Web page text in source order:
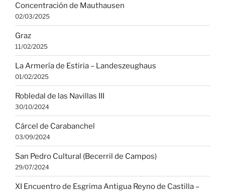
Concentración de Mauthausen
02/03/2025
Graz
11/02/2025
La Armería de Estiria – Landeszeughaus
01/02/2025
Robledal de las Navillas III
30/10/2024
Cárcel de Carabanchel
03/09/2024
San Pedro Cultural (Becerril de Campos)
29/07/2024
XI Encuentro de Esgrima Antigua Reyno de Castilla –